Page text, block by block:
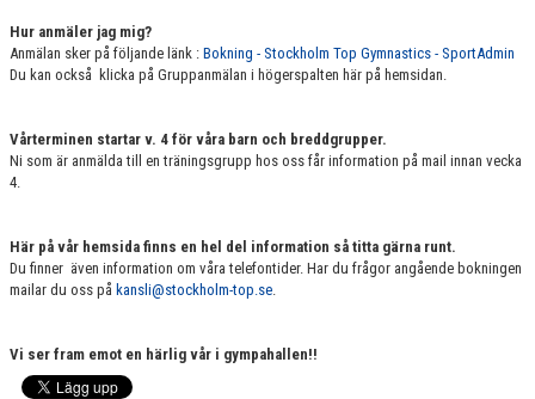
Hur anmäler jag mig?
Anmälan sker på följande länk : Bokning - Stockholm Top Gymnastics - SportAdmin
Du kan också klicka på Gruppanmälan i högerspalten här på hemsidan.
Vårterminen startar v. 4 för våra barn och breddgrupper.
Ni som är anmälda till en träningsgrupp hos oss får information på mail innan vecka
4.
Här på vår hemsida finns en hel del information så titta gärna runt.
Du finner även information om våra telefontider. Har du frågor angående bokningen
mailar du oss på kansli@stockholm-top.se.
Vi ser fram emot en härlig vår i gympahallen!!